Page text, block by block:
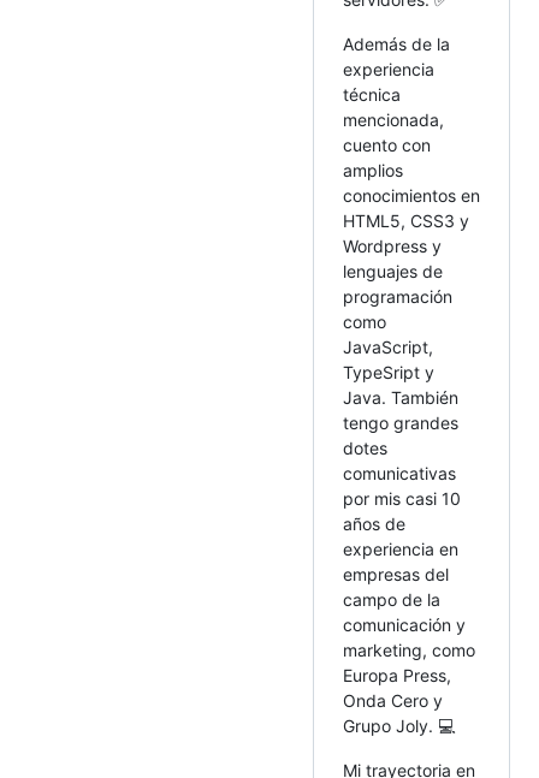
Además de la
experiencia
técnica
mencionada,
cuento con
amplios
conocimientos en
HTML5, CSS3 y
Wordpress y
lenguajes de
programación
como
JavaScript,
TypeSript y
Java. También
tengo grandes
dotes
comunicativas
por mis casi 10
años de
experiencia en
empresas del
campo de la
comunicación y
marketing, como
Europa Press,
Onda Cero y
Grupo Joly. 💻
Mi trayectoria en